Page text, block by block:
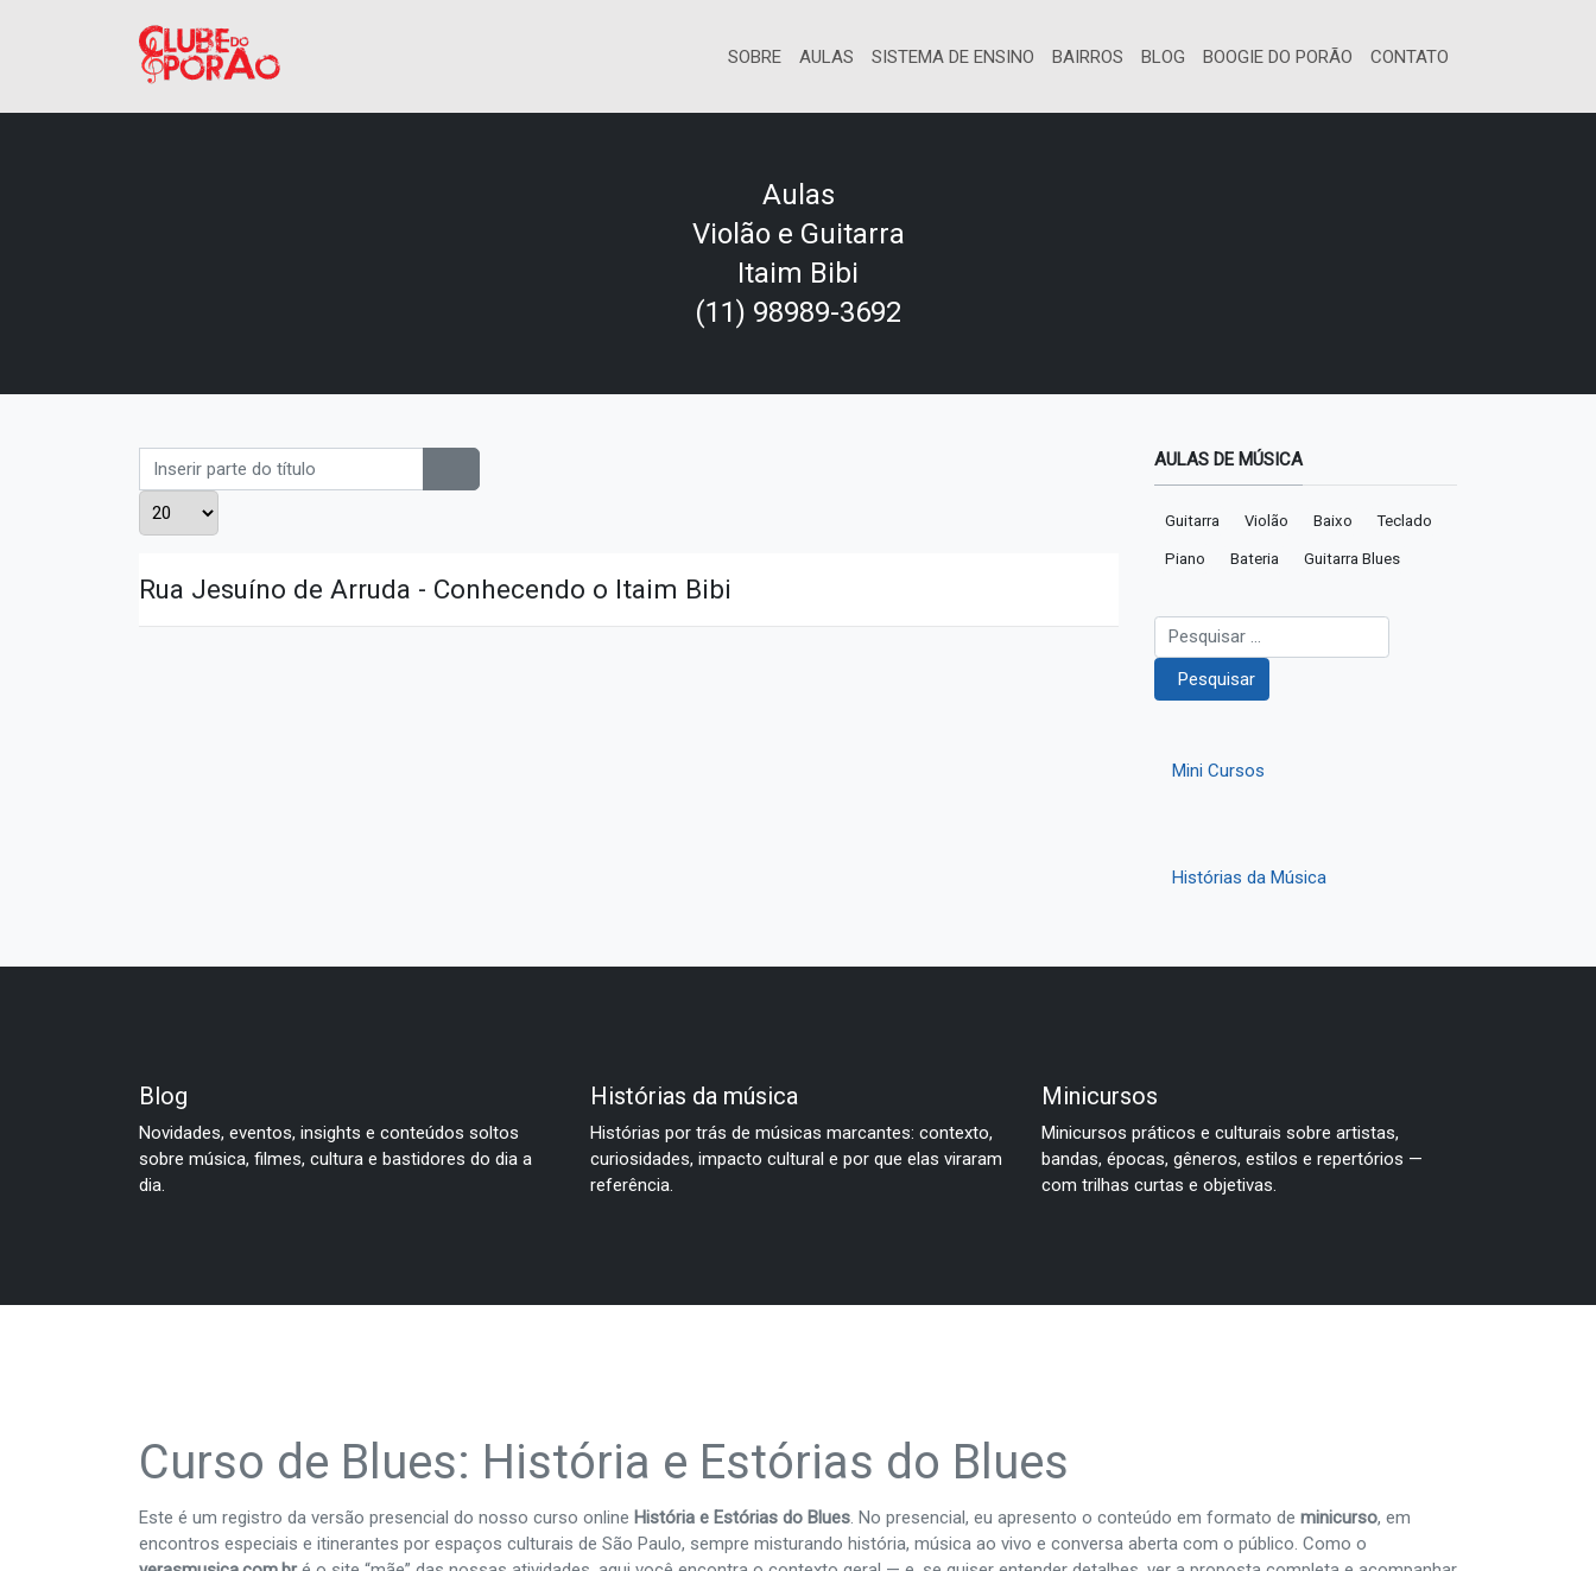
SOBRE AULAS SISTEMA DE ENSINO BAIRROS BLOG BOOGIE DO PORÃO CONTATO
Aulas
Violão e Guitarra
Itaim Bibi
(11) 98989-3692
Inserir parte do título
Mostrar #
Rua Jesuíno de Arruda - Conhecendo o Itaim Bibi
AULAS DE MÚSICA
Guitarra Violão Baixo Teclado
Piano Bateria Guitarra Blues
Pesquisar
Pesquisar
Mini Cursos
Histórias da Música
Blog
Novidades, eventos, insights e conteúdos soltos
sobre música, filmes, cultura e bastidores do dia a
dia.
Histórias da música
Histórias por trás de músicas marcantes: contexto,
curiosidades, impacto cultural e por que elas viraram
referência.
Minicursos
Minicursos práticos e culturais sobre artistas,
bandas, épocas, gêneros, estilos e repertórios —
com trilhas curtas e objetivas.
Curso de Blues: História e Estórias do Blues
Este é um registro da versão presencial do nosso curso online História e Estórias do Blues. No presencial, eu apresento o conteúdo em formato de minicurso, em
encontros especiais e itinerantes por espaços culturais de São Paulo, sempre misturando história, música ao vivo e conversa aberta com o público. Como o